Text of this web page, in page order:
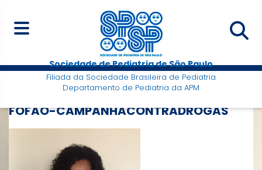
Sociedade de Pediatria de São Paulo
Filiada da Sociedade Brasileira de Pediatria
Departamento de Pediatria da APM
FOFÃO-CAMPANHACONTRADROGAS